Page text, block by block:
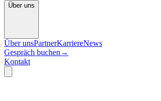
Über uns
Über unsPartnerKarriereNews
Gespräch buchen →
Kontakt